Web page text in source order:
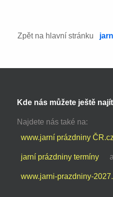
Zpět na hlavní stránku
Kde nás můžete ještě
Najdete nás také na:
www.jarní prázdniny ČR.cz
jarní prázdniny termíny
www.jarni-prazdniny-